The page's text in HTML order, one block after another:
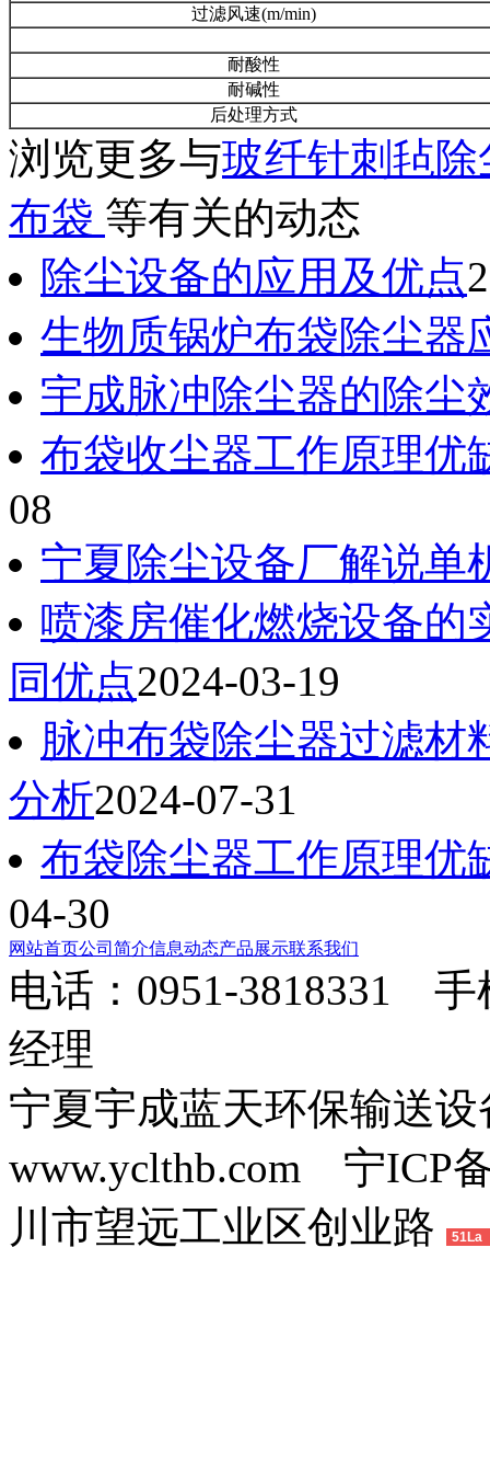
过滤风速(m/min)
耐酸性
耐碱性
后处理方式
浏览更多与玻纤针刺毡
布袋 等有关的动态
除尘设备的应用及优点
生物质锅炉布袋除尘器
宇成脉冲除尘器的除尘
布袋收尘器工作原理优
08
宁夏除尘设备厂解说单
喷漆房催化燃烧设备的
同优点2024-03-19
脉冲布袋除尘器过滤材
分析2024-07-31
布袋除尘器工作原理优
04-30
网站首页公司简介信息动态产品展示联系我们
电话：0951-3818331 手
经理
宁夏宇成蓝天环保输送
www.yclthb.com 宁ICP
川市望远工业区创业路
51La